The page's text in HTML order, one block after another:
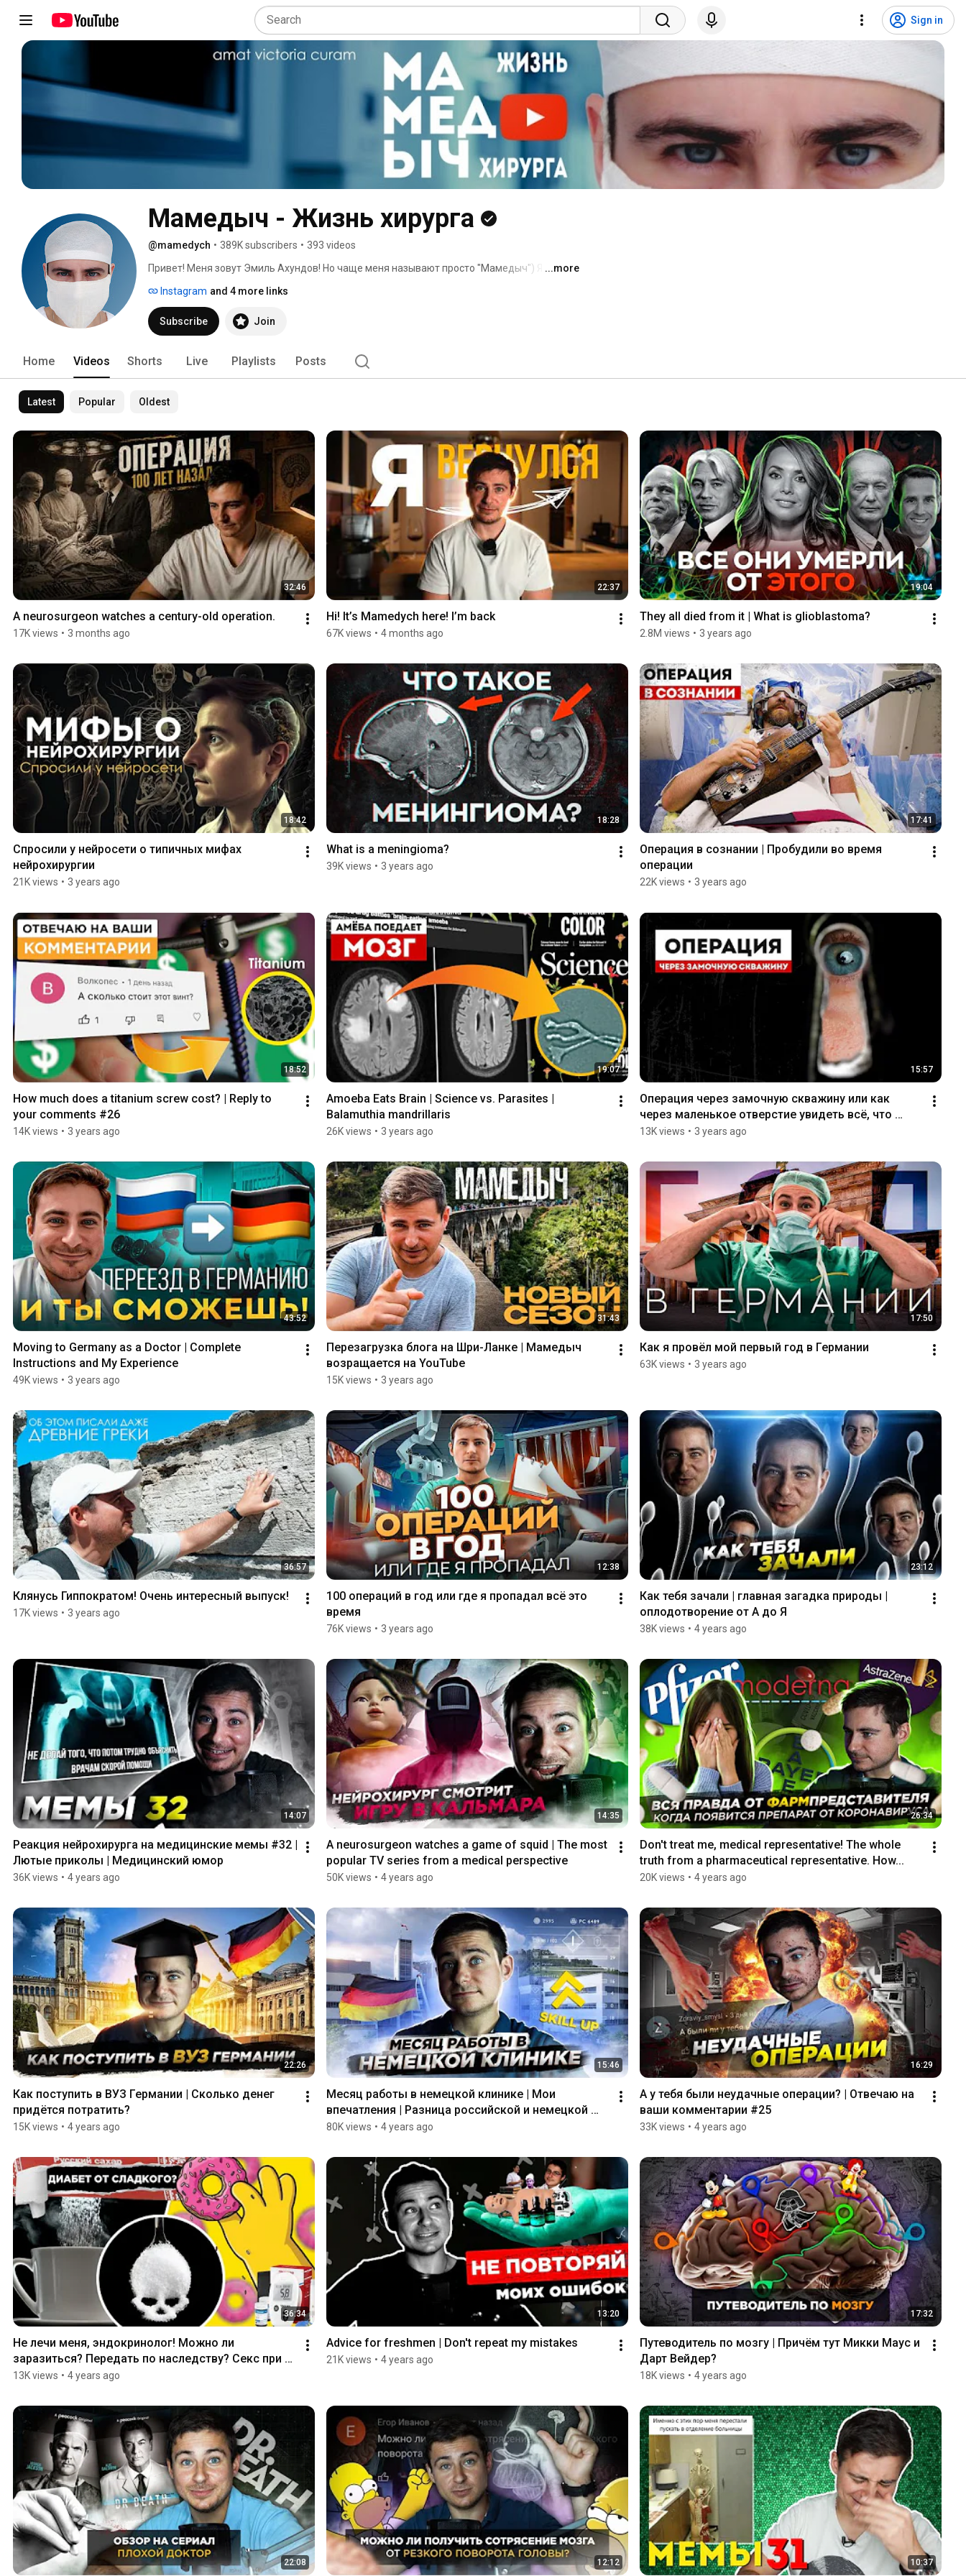
Sign in
Мамедыч - Жизнь хирурга
@mamedych • 389K subscribers • 393 videos
Привет! Меня зовут Эмиль Ахундов! Но чаще меня называют просто "Мамедыч") Я
моменты из жизни врачей, сложные операции, лайфхаки для сохранения здоровья и
борьбы с болезнями, а также новые технологии в области здравоохранения.
...more
Instagram and 4 more links
Subscribe Join
Home Videos Shorts Live Playlists Posts
Latest Popular Oldest
32:46
A neurosurgeon watches a century-old operation.
17K views • 3 months ago
22:37
Hi! It’s Mamedych here! I’m back
67K views • 4 months ago
19:04
They all died from it | What is glioblastoma?
2.8M views • 3 years ago
18:42
Спросили у нейросети о типичных мифах
нейрохирургии
21K views • 3 years ago
18:28
What is a meningioma?
39K views • 3 years ago
17:41
Операция в сознании | Пробудили во время
операции
22K views • 3 years ago
18:52
How much does a titanium screw cost? | Reply to
your comments #26
14K views • 3 years ago
19:07
Amoeba Eats Brain | Science vs. Parasites |
Balamuthia mandrillaris
26K views • 3 years ago
15:57
Операция через замочную скважину или как
через маленькое отверстие увидеть всё, что
скрыто
13K views • 3 years ago
43:52
Moving to Germany as a Doctor | Complete
Instructions and My Experience
49K views • 3 years ago
31:43
Перезагрузка блога на Шри-Ланке | Мамедыч
возращается на YouTube
15K views • 3 years ago
17:50
Как я провёл мой первый год в Германии
63K views • 3 years ago
36:57
Клянусь Гиппократом! Очень интересный выпуск!
17K views • 3 years ago
12:38
100 операций в год или где я пропадал всё это
время
76K views • 3 years ago
23:12
Как тебя зачали | главная загадка природы |
оплодотворение от А до Я
38K views • 4 years ago
14:07
Реакция нейрохирурга на медицинские мемы #32 |
Лютые приколы | Медицинский юмор
36K views • 4 years ago
14:35
A neurosurgeon watches a game of squid | The most
popular TV series from a medical perspective
50K views • 4 years ago
26:34
Don't treat me, medical representative! The whole
truth from a pharmaceutical representative. How...
20K views • 4 years ago
22:26
Как поступить в ВУЗ Германии | Сколько денег
придётся потратить?
15K views • 4 years ago
15:46
Месяц работы в немецкой клинике | Мои
впечатления | Разница российской и немецкой
медицины
80K views • 4 years ago
16:29
А у тебя были неудачные операции? | Отвечаю на
ваши комментарии #25
33K views • 4 years ago
36:34
Не лечи меня, эндокринолог! Можно ли
заразиться? Передать по наследству? Секс при
диабете
13K views • 4 years ago
13:20
Advice for freshmen | Don't repeat my mistakes
21K views • 4 years ago
17:32
Путеводитель по мозгу | Причём тут Микки Маус и
Дарт Вейдер?
18K views • 4 years ago
22:08 12:12 10:37